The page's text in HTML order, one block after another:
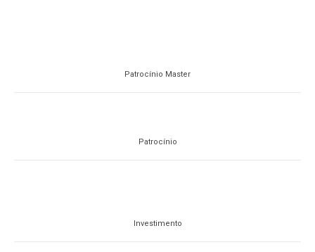
Patrocínio Master
Patrocínio
Investimento